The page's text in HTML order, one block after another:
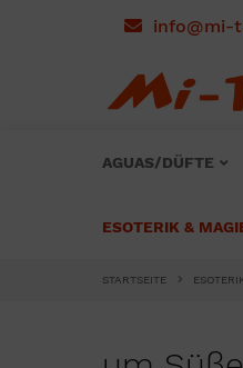
info@mi-
AGUAS/DÜFTE
ESOTERIK &
STARTSEITE